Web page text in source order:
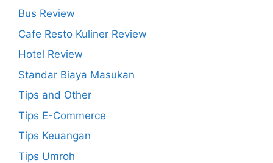
Bus Review
Cafe Resto Kuliner Review
Hotel Review
Standar Biaya Masukan
Tips and Other
Tips E-Commerce
Tips Keuangan
Tips Umroh